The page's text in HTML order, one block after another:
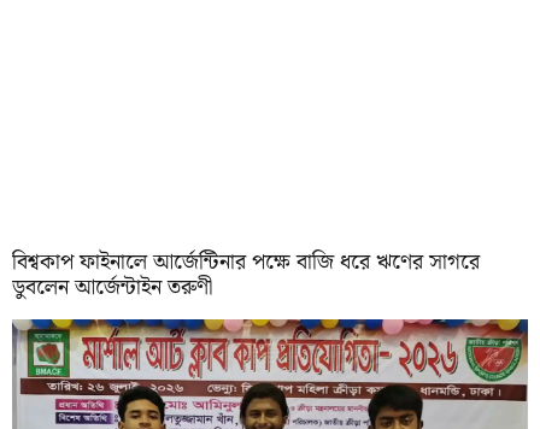
বিশ্বকাপ ফাইনালে আর্জেন্টিনার পক্ষে বাজি ধরে ঋণের সাগরে
ডুবলেন আর্জেন্টাইন তরুণী